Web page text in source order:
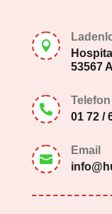

53567

Telefon
01 72 /

Email